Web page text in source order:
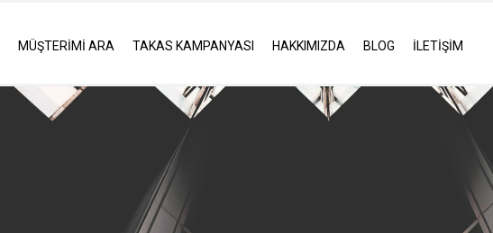
MÜŞTERİMİ ARA TAKAS KAMPANYASI HAKKIMIZDA BLOG İLETİŞİM